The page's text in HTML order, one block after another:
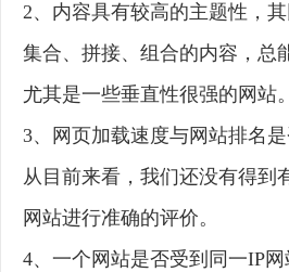
2、内容具有较高的主题性，
集合、拼接、组合的内容，总
尤其是一些垂直性很强的网站。
3、网页加载速度与网站排名
从目前来看，我们还没有得到
网站进行准确的评价。
4、一个网站是否受到同一IP